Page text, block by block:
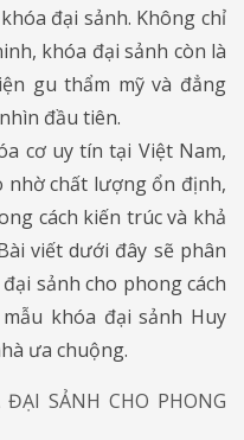
đại sảnh. Không chỉ
khóa đại sảnh còn là
gu thẩm mỹ và đẳng
đầu tiên.
cơ uy tín tại Việt Nam,
nhờ chất lượng ổn định,
cách kiến trúc và khả
viết dưới đây sẽ phân
sảnh cho phong cách
khóa đại sảnh Huy
ưa chuộng.
SẢNH CHO PHONG